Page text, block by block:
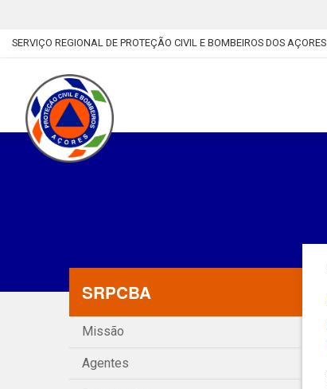
SERVIÇO REGIONAL DE PROTEÇÃO CIVIL E BOMBEIROS DOS AÇORES
SRPCBA
Missão
Agentes